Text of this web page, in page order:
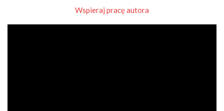
Wspieraj pracę autora